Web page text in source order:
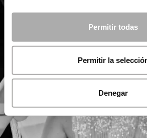
Permitir todas
Permitir la
Denegar